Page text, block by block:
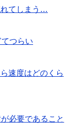
れてしまう…
つらい
速度はどのくら
必要であること